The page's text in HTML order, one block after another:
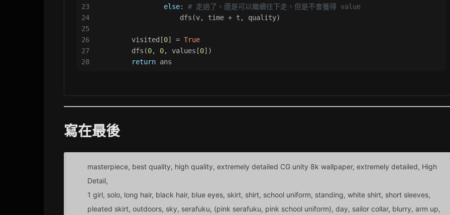
23
24
25
26
27
28
else: # 走過了，還是可以繼續往下走，但是不會獲得 value
                    dfs(v, time + t, quality)
        visited[
0] = True
        dfs(
0, 0, values[0])
return ans
寫在最後
masterpiece, best quality, high quality, extremely detailed CG unity 8k wallpaper, extremely detailed, High
Detail,
1 girl, solo, long hair, black hair, blue eyes, skirt, shirt, school uniform, standing, white shirt, short sleeves,
pleated skirt, outdoors, sky, serafuku, (pink serafuku, pink school uniform), day, sailor collar, blurry, arm up,